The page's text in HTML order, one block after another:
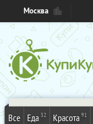
Москва
Все Еда 32 Красота 91